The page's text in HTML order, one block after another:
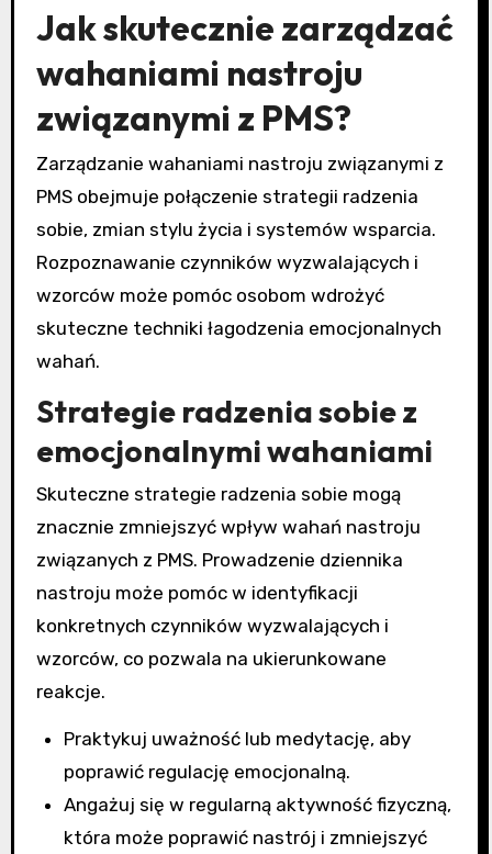
Jak skutecznie zarządzać
wahaniami nastroju
związanymi z PMS?
Zarządzanie wahaniami nastroju związanymi z
PMS obejmuje połączenie strategii radzenia
sobie, zmian stylu życia i systemów wsparcia.
Rozpoznawanie czynników wyzwalających i
wzorców może pomóc osobom wdrożyć
skuteczne techniki łagodzenia emocjonalnych
wahań.
Strategie radzenia sobie z
emocjonalnymi wahaniami
Skuteczne strategie radzenia sobie mogą
znacznie zmniejszyć wpływ wahań nastroju
związanych z PMS. Prowadzenie dziennika
nastroju może pomóc w identyfikacji
konkretnych czynników wyzwalających i
wzorców, co pozwala na ukierunkowane
reakcje.
Praktykuj uważność lub medytację, aby
poprawić regulację emocjonalną.
Angażuj się w regularną aktywność fizyczną,
która może poprawić nastrój i zmniejszyć